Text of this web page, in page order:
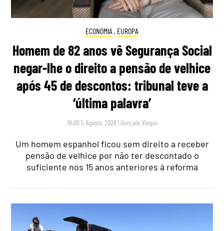
ECONOMIA , EUROPA
Homem de 82 anos vê Segurança Social
negar-lhe o direito a pensão de velhice
após 45 de descontos: tribunal teve a
‘última palavra’
19:00 5 Agosto, 2026 | Gonçalo Viegas
Um homem espanhol ficou sem direito a receber
pensão de velhice por não ter descontado o
suficiente nos 15 anos anteriores à reforma